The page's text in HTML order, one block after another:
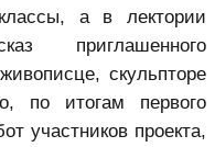
а в лектории
приглашенного
скульпторе
по итогам первого
участников проекта,